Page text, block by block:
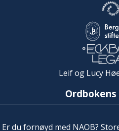
Leif og Lucy
Er du fornøyd med NAOB?